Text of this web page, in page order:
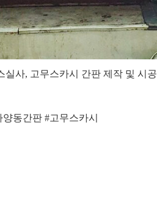
사, 고무스카시 간판 제작 및 시공
동간판 #고무스카시